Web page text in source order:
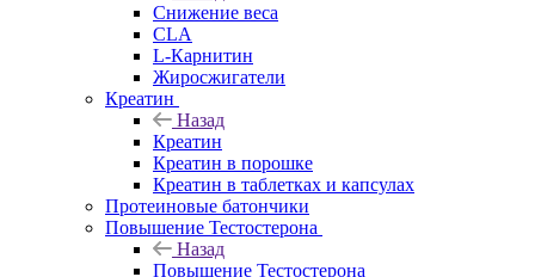
Снижение веса
CLA
L-Карнитин
Жиросжигатели
Креатин
Назад
Креатин
Креатин в порошке
Креатин в таблетках и капсулах
Протеиновые батончики
Повышение Тестостерона
Назад
Повышение Тестостерона